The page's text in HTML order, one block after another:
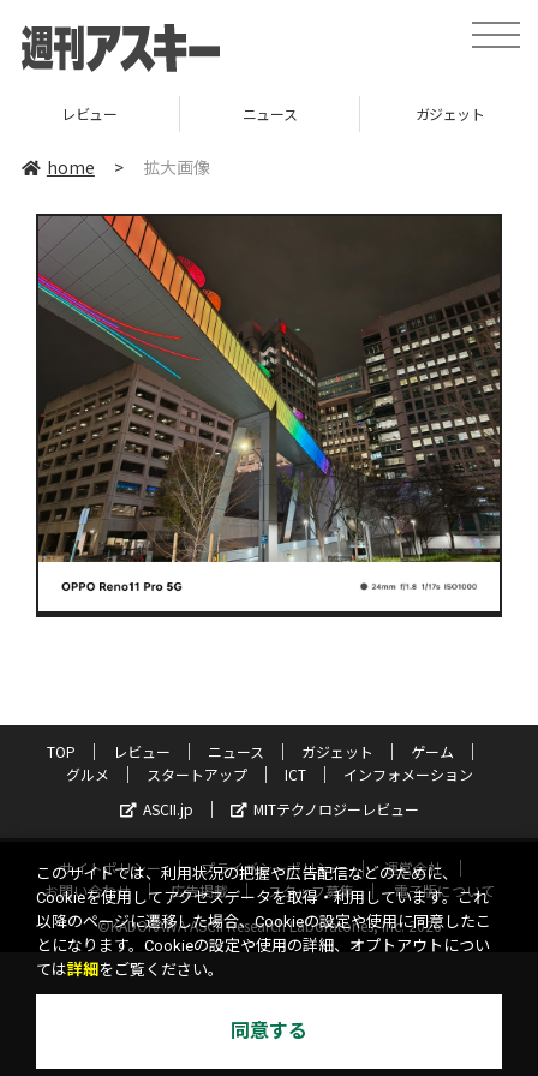
toggle
レビュー ニュース ガジェット
home > 拡大画像
TOP レビュー ニュース ガジェット
ゲーム
グルメ
スタートアップ ICT
インフォメーション
ASCII.jp
MITテクノロジーレビュー
サイトポリシー プライバシーポリシー
運営会社
お問い合わせ
広告掲載 スタッフ募集
電子版について
©KADOKAWA ASCII Research Laboratories, Inc. 2026
このサイトでは、利用状況の把握や広告配信などのために、
Cookieを使用してアクセスデータを取得・利用しています。これ
以降のページに遷移した場合、Cookieの設定や使用に同意したこ
とになります。Cookieの設定や使用の詳細、オプトアウトについ
ては詳細 をご覧ください。
同意する